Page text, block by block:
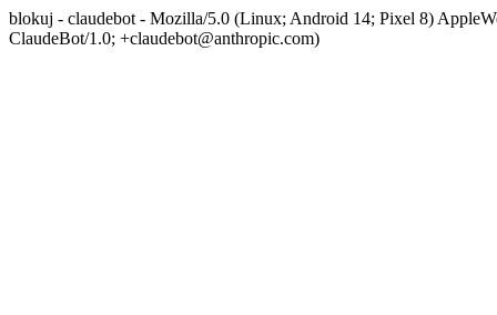
blokuj - claudebot - Mozilla/5.0 (Linux; Android 14; Pixel 8)
ClaudeBot/1.0; +claudebot@anthropic.com)